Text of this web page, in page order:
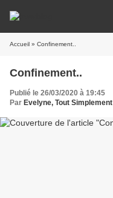
Accueil » Confinement..
Confinement..
Publié le 26/03/2020 à 19:45
Par Evelyne, Tout Simplement